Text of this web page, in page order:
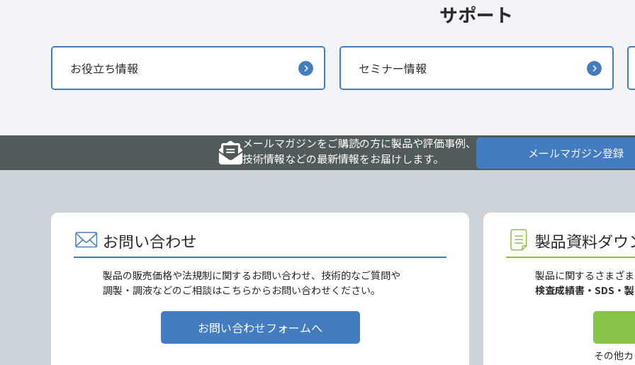
サポート
お役立ち情報 セミナー情報
メールマガジンをご購読の方に製品や評価事例、
技術情報などの最新情報をお届けします。
メールマガジン登録
お問い合わせ
製品の販売価格や法規制に関するお問い合わせ、技術的なご質問や
調製・調液などのご相談はこちらからお問い合わせください。
お問い合わせフォームへ
製品資料ダウ
製品に関するさまざ
検査成績書・SDS・
その他